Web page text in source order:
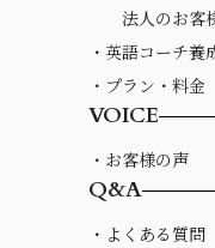
法人のお客
・英語コーチ養
・プラン・料金
VOICE
・お客様の声
Q&A
・よくある質問